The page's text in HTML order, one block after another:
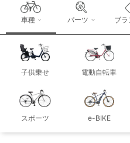
車種
子供乗せ 電動自転車
スポーツ e-BIKE
パーツ ブラ